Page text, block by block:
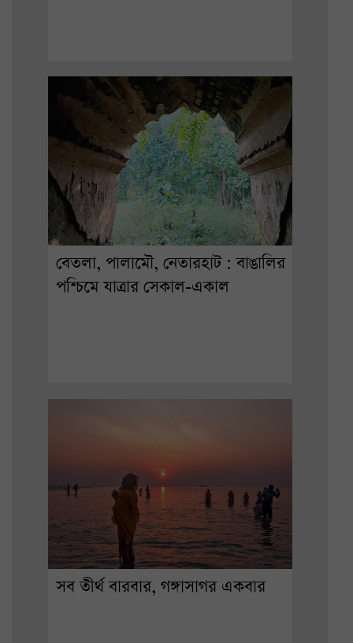
বেতলা, পালামৌ, নেতারহাট : বাঙালির
পশ্চিমে যাত্রার সেকাল-একাল
সব তীর্থ বারবার, গঙ্গাসাগর একবার